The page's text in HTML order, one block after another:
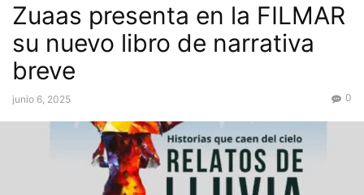
Zuaas presenta en la FILMAR
su nuevo libro de narrativa
breve
junio 6, 2025 0